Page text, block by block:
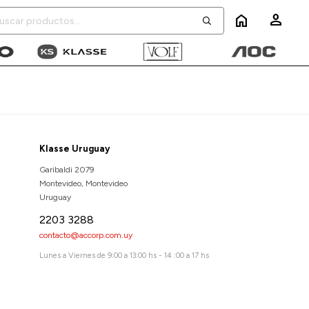
home
Klasse Uruguay
Garibaldi 2079
Montevideo, Montevideo
Uruguay
2203 3288
contacto@accorp.com.uy
Lunes a Viernes de 9:00 a 13:00 hs - 14 :00 a 17 hs